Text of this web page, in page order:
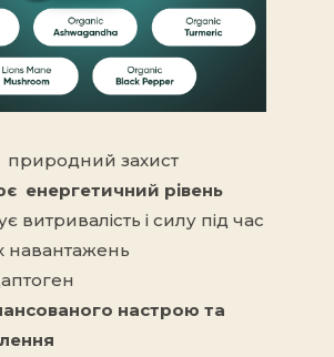
захист
енергетичний рівень
витривалість і силупід час
навантажень
настрою та